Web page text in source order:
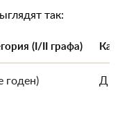
так:
(I/II графа)
годен) Д